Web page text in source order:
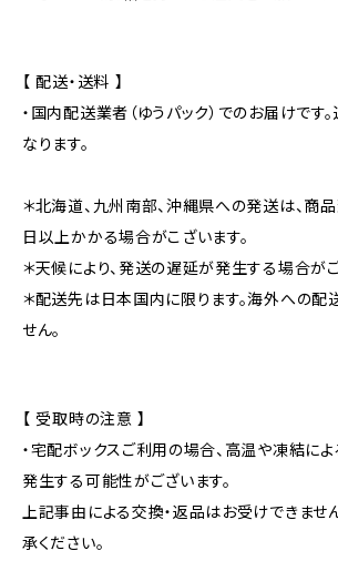
【 配送・送料 】
・国内配送業者（ゆうパック）でのお届けです
なります。
＊北海道、九州南部、沖縄県への発送は、商
日以上かかる場合がこざいます。
＊天候により、発送の遅延が発生する場合がご
＊配送先は日本国内に限ります。海外への配
せん。
【 受取時の注意 】
・宅配ボックスご利用の場合、高温や凍結に
発生する可能性がございます。
上記事由による交換・返品はお受けできませ
承ください。